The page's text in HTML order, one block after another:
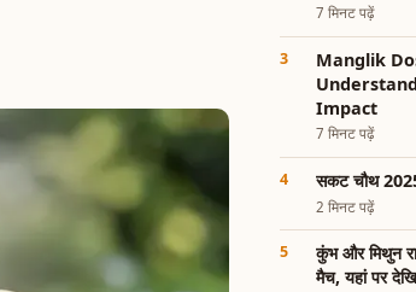
7 मिनट पढ़ें
Manglik
Impact
7 मिनट पढ़ें
सकट चौथ
2 मिनट पढ़ें
कुंभ और मिथुन
मैच, यहां पर